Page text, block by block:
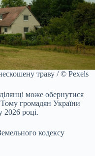
траву / © Pexels
може обернутися
громадян України
році.
кодексу